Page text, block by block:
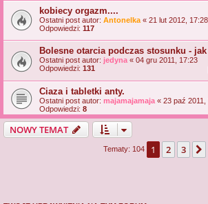
kobiecy orgazm....
Ostatni post autor: Antonelka « 21 lut 2012, 17:28
Odpowiedzi: 117
Bolesne otarcia podczas stosunku -
Ostatni post autor: jedyna « 04 gru 2011, 17:23
Odpowiedzi: 131
Ciaza i tabletki anty.
Ostatni post autor: majamajamaja « 23 paź 2011,
Odpowiedzi: 8
NOWY TEMAT
Tematy: 104 1 2 3